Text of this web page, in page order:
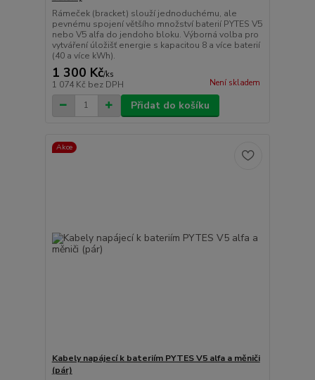
Rámeček (bracket) slouží jednoduchému, ale
pevnému spojení většího množství baterií PYTES V5
nebo V5 alfa do jendoho bloku. Výborná volba pro
vytváření úložišť energie s kapacitou 8 a více baterií
(40 a více kWh).
1 300 Kč/ks
1 074 Kč bez DPH Není skladem
Přidat do košíku
Akce
Kabely napájecí k bateriím PYTES V5 alfa a měniči
(pár)